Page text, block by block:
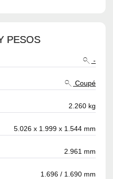
PESOS
-
Coupé
2.260 kg
5.026 x 1.999 x 1.544 mm
2.961 mm
1.696 / 1.690 mm